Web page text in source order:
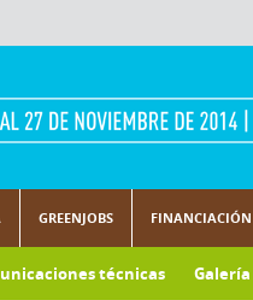
GREENJOBS FINANCIACIÓN
técnicas